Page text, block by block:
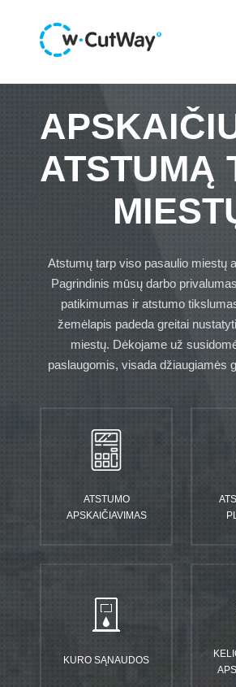
ATSTUMĄ
Atstumų tarp viso pasaulio miestų
Pagrindinis mūsų darbo
patikimumas ir atstumo
žemėlapis padeda greitai
miestų. Dėkojame už
paslaugomis, visada džiaugiamės
ATSTUMO
APSKAIČIAVIMAS
KURO SĄNAUDOS